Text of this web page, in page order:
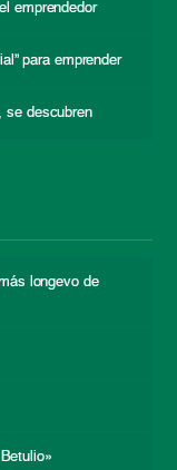
emprendedor
para emprender
se descubren
longevo de